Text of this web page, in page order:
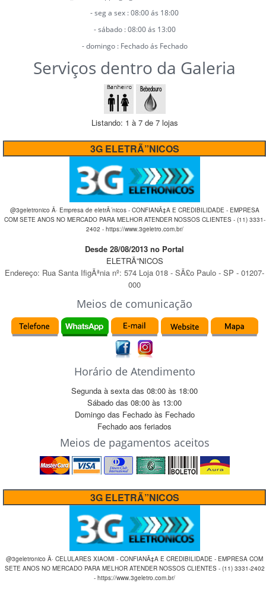
- seg a sex : 08:00 ás 18:00
- sábado : 08:00 ás 13:00
- domingo : Fechado ás Fechado
Serviços dentro da Galeria
Listando: 1 à 7 de 7 lojas
3G ELETRÃ”NICOS
@3geletronico Â· Empresa de eletrÃ´nicos - CONFIANÃ‡A E CREDIBILIDADE - EMPRESA
COM SETE ANOS NO MERCADO PARA MELHOR ATENDER NOSSOS CLIENTES - (11) 3331-
2402 - https://www.3geletro.com.br/
Desde 28/08/2013 no Portal
ELETRÃ”NICOS
Endereço: Rua Santa IfigÃªnia nº: 574 Loja 018 - SÃ£o Paulo - SP - 01207-
000
Meios de comunicação
Horário de Atendimento
Segunda à sexta das 08:00 às 18:00
Sábado das 08:00 às 13:00
Domingo das Fechadoàs Fechado
Fechado aos feriados
Meios de pagamentos aceitos
3G ELETRÃ”NICOS
@3geletronico Â· CELULARES XIAOMI - CONFIANÃ‡A E CREDIBILIDADE - EMPRESA COM
SETE ANOS NO MERCADO PARA MELHOR ATENDER NOSSOS CLIENTES - (11) 3331-2402
- https://www.3geletro.com.br/